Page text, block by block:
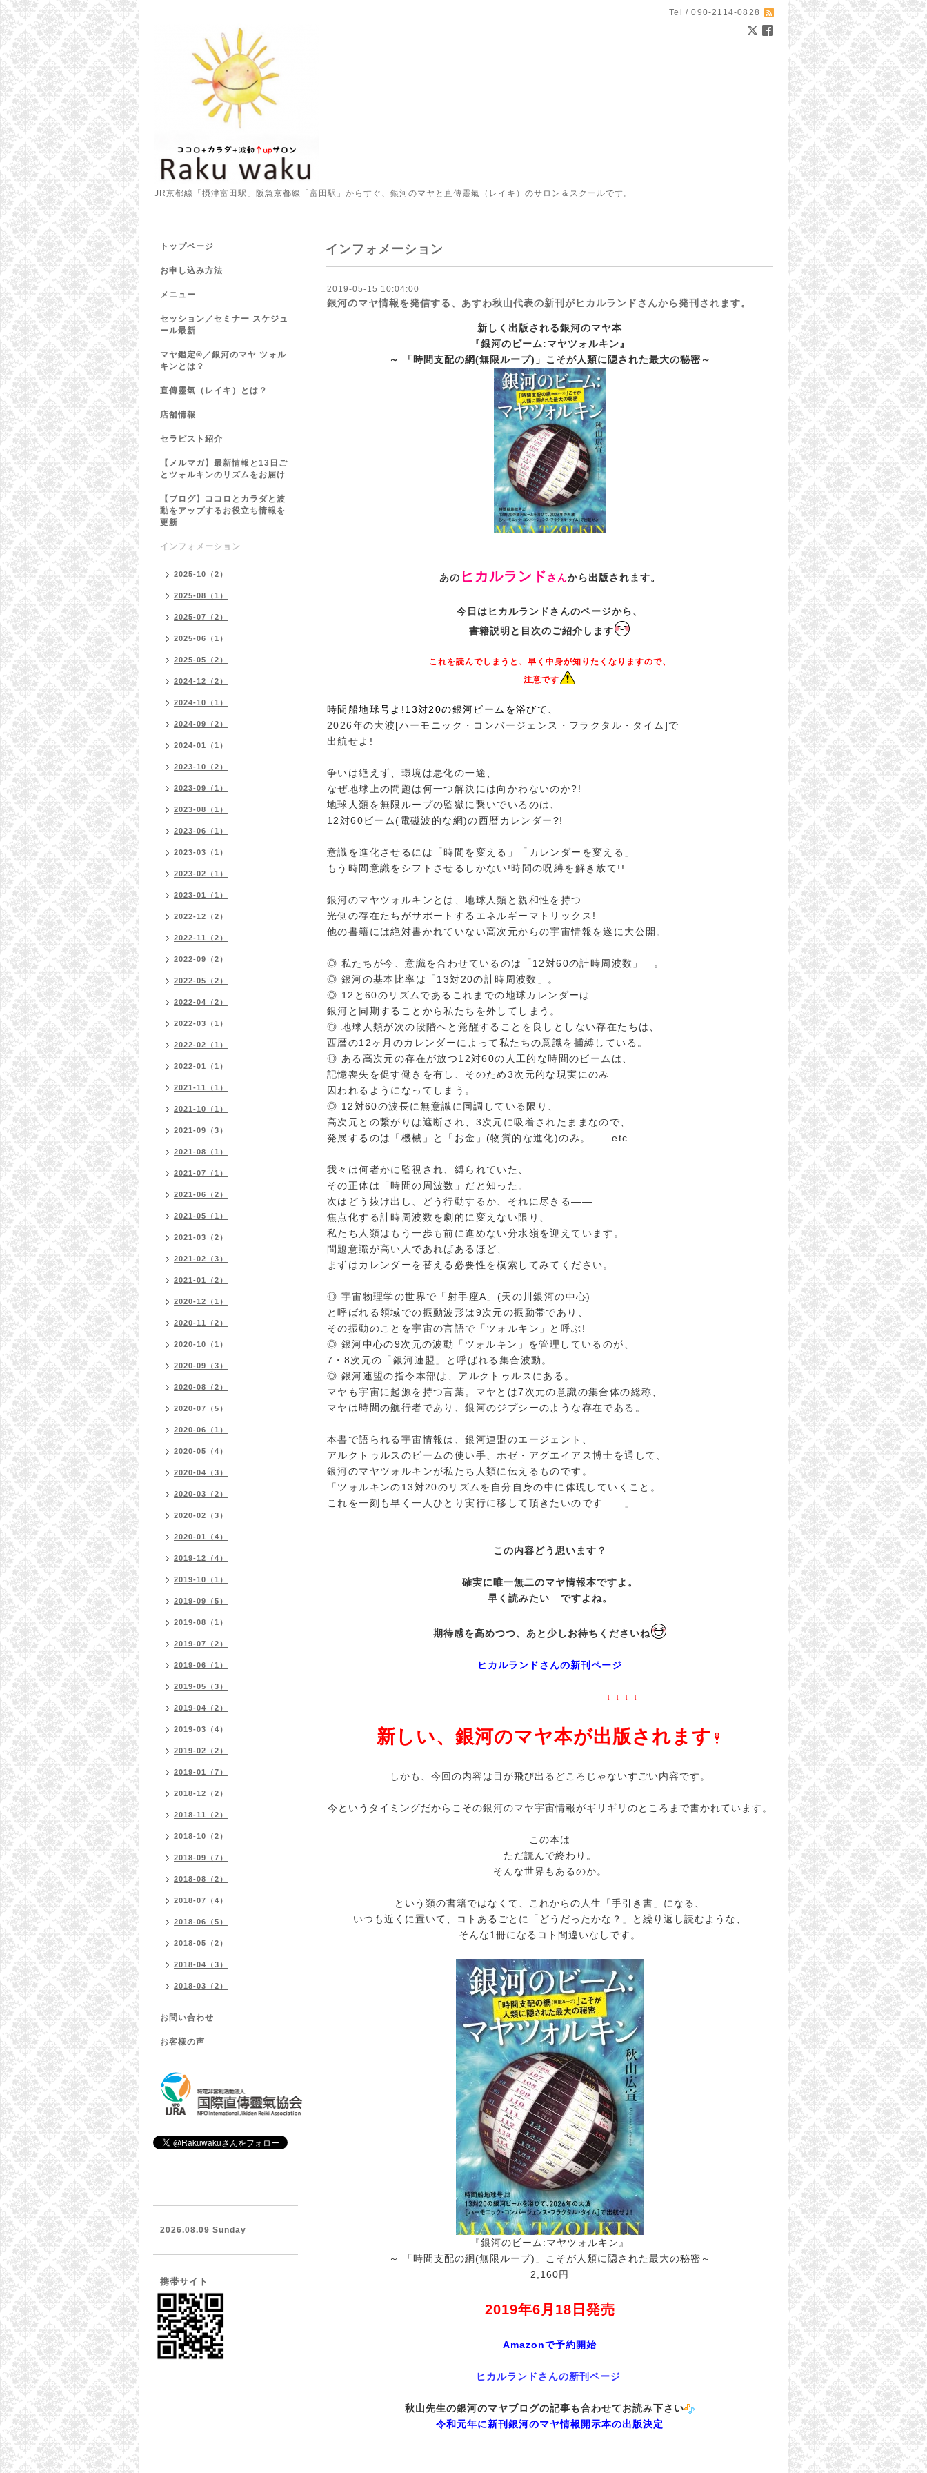
Tel / 090-2114-0828
JR京都線「摂津富田駅」阪急京都線「富田駅」からすぐ、銀河のマヤと直傳靈氣（レイキ）のサロン＆スクールです。
インフォメーション
2019-05-15 10:04:00
銀河のマヤ情報を発信する、あすわ秋山代表の新刊がヒカルランドさんから発刊されます。
新しく出版される銀河のマヤ本
『銀河のビーム:マヤツォルキン』
～ 「時間支配の網(無限ループ)」こそが人類に隠された最大の秘密～
あの ヒカルランドさんから出版されます。
今日はヒカルランドさんのページから、
書籍説明と目次のご紹介します
これを読んでしまうと、早く中身が知りたくなりますので、
注意です
時間船地球号よ!13対20の銀河ビームを浴びて、
2026年の大波[ハーモニック・コンバージェンス・フラクタル・タイム]で
出航せよ!
争いは絶えず、環境は悪化の一途、
なぜ地球上の問題は何一つ解決には向かわないのか?!
地球人類を無限ループの監獄に繋いでいるのは、
12対60ビーム(電磁波的な網)の西暦カレンダー?!
意識を進化させるには「時間を変える」「カレンダーを変える」
もう時間意識をシフトさせるしかない!時間の呪縛を解き放て!!
銀河のマヤツォルキンとは、地球人類と親和性を持つ
光側の存在たちがサポートするエネルギーマトリックス!
他の書籍には絶対書かれていない高次元からの宇宙情報を遂に大公開。
◎ 私たちが今、意識を合わせているのは「12対60の計時周波数」 。
◎ 銀河の基本比率は「13対20の計時周波数」。
◎ 12と60のリズムであるこれまでの地球カレンダーは
銀河と同期することから私たちを外してしまう。
◎ 地球人類が次の段階へと覚醒することを良しとしない存在たちは、
西暦の12ヶ月のカレンダーによって私たちの意識を捕縛している。
◎ ある高次元の存在が放つ12対60の人工的な時間のビームは、
記憶喪失を促す働きを有し、そのため3次元的な現実にのみ
囚われるようになってしまう。
◎ 12対60の波長に無意識に同調している限り、
高次元との繋がりは遮断され、3次元に吸着されたままなので、
発展するのは「機械」と「お金」(物質的な進化)のみ。……etc.
我々は何者かに監視され、縛られていた、
その正体は「時間の周波数」だと知った。
次はどう抜け出し、どう行動するか、それに尽きる――
焦点化する計時周波数を劇的に変えない限り、
私たち人類はもう一歩も前に進めない分水嶺を迎えています。
問題意識が高い人であればあるほど、
まずはカレンダーを替える必要性を模索してみてください。
◎ 宇宙物理学の世界で「射手座A」(天の川銀河の中心)
と呼ばれる領域での振動波形は9次元の振動帯であり、
その振動のことを宇宙の言語で「ツォルキン」と呼ぶ!
◎ 銀河中心の9次元の波動「ツォルキン」を管理しているのが、
7・8次元の「銀河連盟」と呼ばれる集合波動。
◎ 銀河連盟の指令本部は、アルクトゥルスにある。
マヤも宇宙に起源を持つ言葉。マヤとは7次元の意識の集合体の総称、
マヤは時間の航行者であり、銀河のジプシーのような存在である。
本書で語られる宇宙情報は、銀河連盟のエージェント、
アルクトゥルスのビームの使い手、ホゼ・アグエイアス博士を通して、
銀河のマヤツォルキンが私たち人類に伝えるものです。
「ツォルキンの13対20のリズムを自分自身の中に体現していくこと。
これを一刻も早く一人ひとり実行に移して頂きたいのです――」
この内容どう思います？
確実に唯一無二のマヤ情報本ですよ。
早く読みたい
ですよね。
期待感を高めつつ、あと少しお待ちくださいね
ヒカルランドさんの新刊ページ
↓ ↓ ↓ ↓
新しい、銀河のマヤ本が出版されます
しかも、今回の内容は目が飛び出るどころじゃないすごい内容です。
今というタイミングだからこその銀河のマヤ宇宙情報がギリギリのところまで書かれています。
この本は
ただ読んで終わり。
そんな世界もあるのか。
という類の書籍ではなくて、これからの人生「手引き書」になる、
いつも近くに置いて、コトあるごとに「どうだったかな？」と繰り返し読むような、
そんな1冊になるコト間違いなしです。
『銀河のビーム:マヤツォルキン』
～ 「時間支配の網(無限ループ)」こそが人類に隠された最大の秘密～
2,160円
2019年6月18日発売
Amazonで予約開始
ヒカルランドさんの新刊ページ
秋山先生の銀河のマヤブログの記事も合わせてお読み下さい
令和元年に新刊銀河のマヤ情報開示本の出版決定
トップページ
お申し込み方法
メニュー
セッション／セミナー スケジュ
ール最新
マヤ鑑定®／銀河のマヤ ツォル
キンとは？
直傳靈氣（レイキ）とは？
店舗情報
セラピスト紹介
【メルマガ】最新情報と13日ご
とツォルキンのリズムをお届け
【ブログ】ココロとカラダと波
動をアップするお役立ち情報を
更新
インフォメーション
2025-10（2）
2025-08（1）
2025-07（2）
2025-06（1）
2025-05（2）
2024-12（2）
2024-10（1）
2024-09（2）
2024-01（1）
2023-10（2）
2023-09（1）
2023-08（1）
2023-06（1）
2023-03（1）
2023-02（1）
2023-01（1）
2022-12（2）
2022-11（2）
2022-09（2）
2022-05（2）
2022-04（2）
2022-03（1）
2022-02（1）
2022-01（1）
2021-11（1）
2021-10（1）
2021-09（3）
2021-08（1）
2021-07（1）
2021-06（2）
2021-05（1）
2021-03（2）
2021-02（3）
2021-01（2）
2020-12（1）
2020-11（2）
2020-10（1）
2020-09（3）
2020-08（2）
2020-07（5）
2020-06（1）
2020-05（4）
2020-04（3）
2020-03（2）
2020-02（3）
2020-01（4）
2019-12（4）
2019-10（1）
2019-09（5）
2019-08（1）
2019-07（2）
2019-06（1）
2019-05（3）
2019-04（2）
2019-03（4）
2019-02（2）
2019-01（7）
2018-12（2）
2018-11（2）
2018-10（2）
2018-09（7）
2018-08（2）
2018-07（4）
2018-06（5）
2018-05（2）
2018-04（3）
2018-03（2）
お問い合わせ
お客様の声
2026.08.09 Sunday
携帯サイト